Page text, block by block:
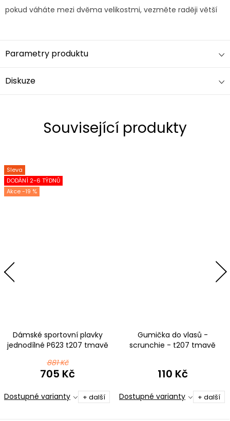
pokud váháte mezi dvěma velikostmi, vezměte raději větší
Parametry produktu
Diskuze
Související produkty
Sleva
DODÁNÍ 2-6 TÝDNŮ
-19 %
Dámské sportovní plavky
jednodílné P623 t207 tmavě
881 Kč
705 Kč
Dostupné varianty + další
Gumička do vlasů -
scrunchie - t207 tmavě
110 Kč
Dostupné varianty + další